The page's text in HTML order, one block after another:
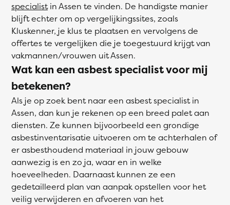
specialistin Assen te vinden. De handigste manier
blijft echter om op vergelijkingssites, zoals
Kluskenner, je klus te plaatsen en vervolgens de
offertes te vergelijken die je toegestuurd krijgt van
vakmannen/vrouwen uit Assen.
Wat kan een asbest specialist voor mij
betekenen?
Als je op zoek bent naar een asbest specialist in
Assen, dan kun je rekenen op een breed palet aan
diensten. Ze kunnen bijvoorbeeld een grondige
asbestinventarisatie uitvoeren om te achterhalen of
er asbesthoudend materiaal in jouw gebouw
aanwezig is en zo ja, waar en in welke
hoeveelheden. Daarnaast kunnen ze een
gedetailleerd plan van aanpak opstellen voor het
veilig verwijderen en afvoeren van het